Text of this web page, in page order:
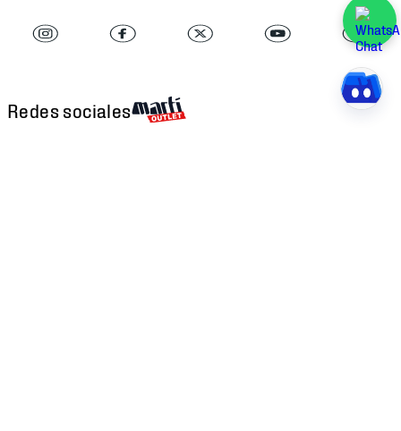
Redes sociales